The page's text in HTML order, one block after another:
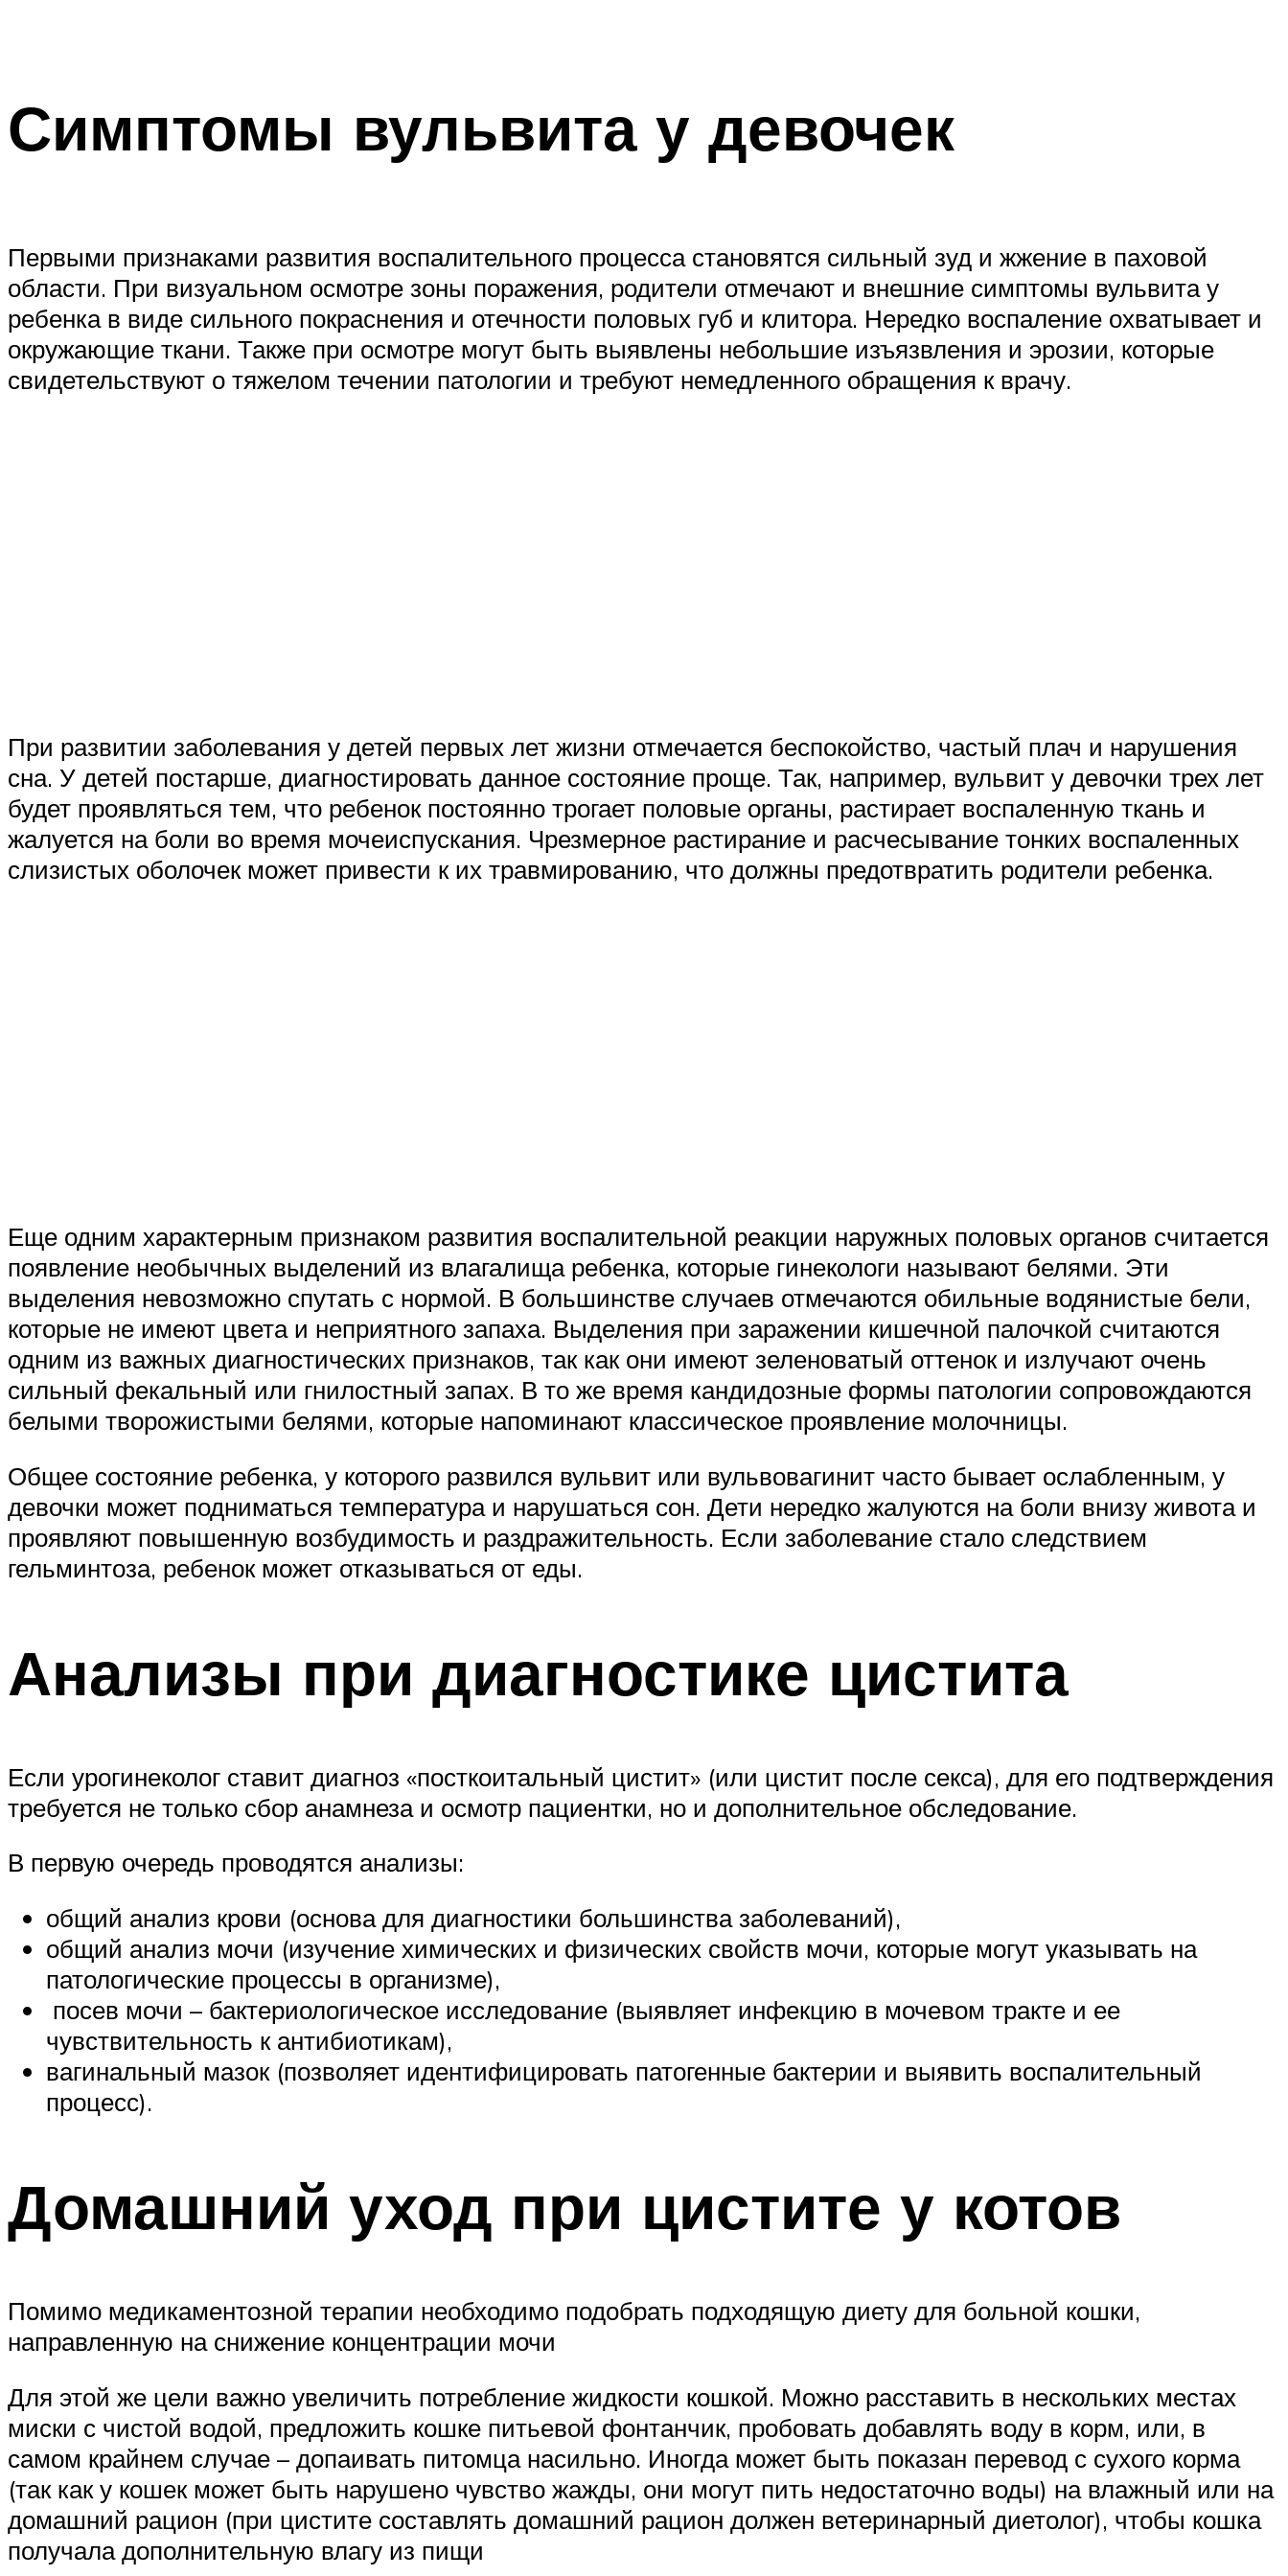
Симптомы вульвита у девочек
Первыми признаками развития воспалительного процесса становятся сильный зуд и жжение в паховой
области. При визуальном осмотре зоны поражения, родители отмечают и внешние симптомы вульвита у
ребенка в виде сильного покраснения и отечности половых губ и клитора. Нередко воспаление охватывает и
окружающие ткани. Также при осмотре могут быть выявлены небольшие изъязвления и эрозии, которые
свидетельствуют о тяжелом течении патологии и требуют немедленного обращения к врачу.
При развитии заболевания у детей первых лет жизни отмечается беспокойство, частый плач и нарушения
сна. У детей постарше, диагностировать данное состояние проще. Так, например, вульвит у девочки трех лет
будет проявляться тем, что ребенок постоянно трогает половые органы, растирает воспаленную ткань и
жалуется на боли во время мочеиспускания. Чрезмерное растирание и расчесывание тонких воспаленных
слизистых оболочек может привести к их травмированию, что должны предотвратить родители ребенка.
Еще одним характерным признаком развития воспалительной реакции наружных половых органов считается
появление необычных выделений из влагалища ребенка, которые гинекологи называют белями. Эти
выделения невозможно спутать с нормой. В большинстве случаев отмечаются обильные водянистые бели,
которые не имеют цвета и неприятного запаха. Выделения при заражении кишечной палочкой считаются
одним из важных диагностических признаков, так как они имеют зеленоватый оттенок и излучают очень
сильный фекальный или гнилостный запах. В то же время кандидозные формы патологии сопровождаются
белыми творожистыми белями, которые напоминают классическое проявление молочницы.
Общее состояние ребенка, у которого развился вульвит или вульвовагинит часто бывает ослабленным, у
девочки может подниматься температура и нарушаться сон. Дети нередко жалуются на боли внизу живота и
проявляют повышенную возбудимость и раздражительность. Если заболевание стало следствием
гельминтоза, ребенок может отказываться от еды.
Анализы при диагностике цистита
Если урогинеколог ставит диагноз «посткоитальный цистит» (или цистит после секса), для его подтверждения
требуется не только сбор анамнеза и осмотр пациентки, но и дополнительное обследование.
В первую очередь проводятся анализы:
общий анализ крови (основа для диагностики большинства заболеваний),
общий анализ мочи (изучение химических и физических свойств мочи, которые могут указывать на
патологические процессы в организме),
посев мочи – бактериологическое исследование (выявляет инфекцию в мочевом тракте и ее
чувствительность к антибиотикам),
вагинальный мазок (позволяет идентифицировать патогенные бактерии и выявить воспалительный
процесс).
Домашний уход при цистите у котов
Помимо медикаментозной терапии необходимо подобрать подходящую диету для больной кошки,
направленную на снижение концентрации мочи
Для этой же цели важно увеличить потребление жидкости кошкой. Можно расставить в нескольких местах
миски с чистой водой, предложить кошке питьевой фонтанчик, пробовать добавлять воду в корм, или, в
самом крайнем случае – допаивать питомца насильно. Иногда может быть показан перевод с сухого корма
(так как у кошек может быть нарушено чувство жажды, они могут пить недостаточно воды) на влажный или на
домашний рацион (при цистите составлять домашний рацион должен ветеринарный диетолог), чтобы кошка
получала дополнительную влагу из пищи